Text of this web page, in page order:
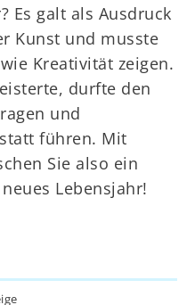
Es galt als Ausdruck
Kunst und musste
Kreativität zeigen.
durfte den
und
führen. Mit
Sie also ein
Lebensjahr!